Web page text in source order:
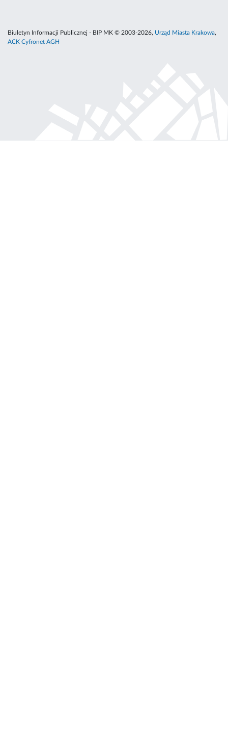
Biuletyn Informacji Publicznej - BIP MK © 2003-2026, Urząd Miasta Krakowa,
ACK Cyfronet AGH